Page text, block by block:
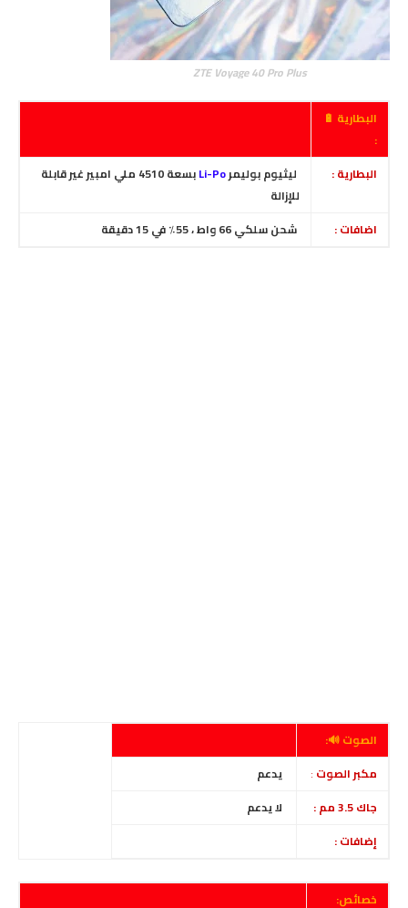
ZTE Voyage 40 Pro Plus
البطارية 🔋
:
البطارية :
ليثيوم بوليمرLi-Po
بسعة 4510 ملي امبير غير قابلة
للإزالة
اضافات :
شحن سلكي 66 واط ، 55٪ في 15 دقيقة
الصوت 🔊:
مكبر الصوت :
يدعم
جاك 3.5 مم :
لايدعم
إضافات :
خصائص: